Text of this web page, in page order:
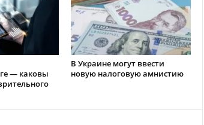
— каковы
В Украине могут ввести
новую налоговую амнистию